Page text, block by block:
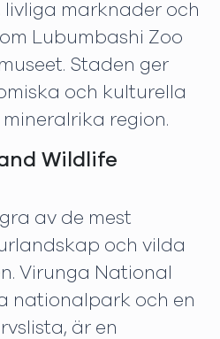
marknader och
Lubumbashi Zoo
Staden ger
och kulturella
region.
Wildlife
av de mest
och vilda
Virunga National
nationalpark och en
är en